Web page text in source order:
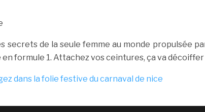
de la seule femme au monde propulsée
formule 1. Attachez vos ceintures, ça va décoiffer
dans la folie festive du carnaval de nice